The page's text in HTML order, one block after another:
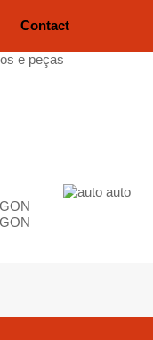
Contact
auto